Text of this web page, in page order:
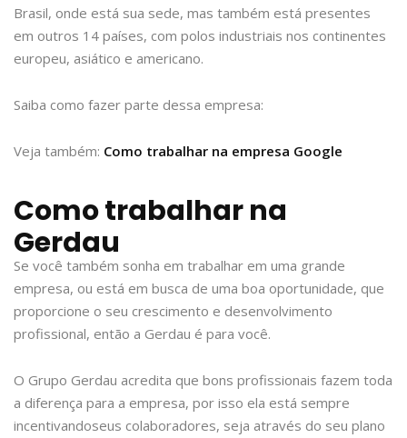
Brasil, onde está sua sede, mas também está presentes
em outros 14 países, com polos industriais nos continentes
europeu, asiático e americano.
Saiba como fazer parte dessa empresa:
Veja também: Como trabalhar na empresa Google
Como trabalhar na
Gerdau
Se você também sonha em trabalhar em uma grande
empresa, ou está em busca de uma boa oportunidade, que
proporcione o seu crescimento e desenvolvimento
profissional, então a Gerdau é para você.
O Grupo Gerdau acredita que bons profissionais fazem toda
a diferença para a empresa, por isso ela está sempre
incentivandoseus colaboradores, seja através do seu plano